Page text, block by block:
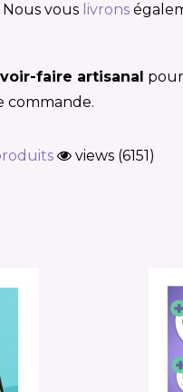
vous livrons
faire artisanal pour
views (6151)